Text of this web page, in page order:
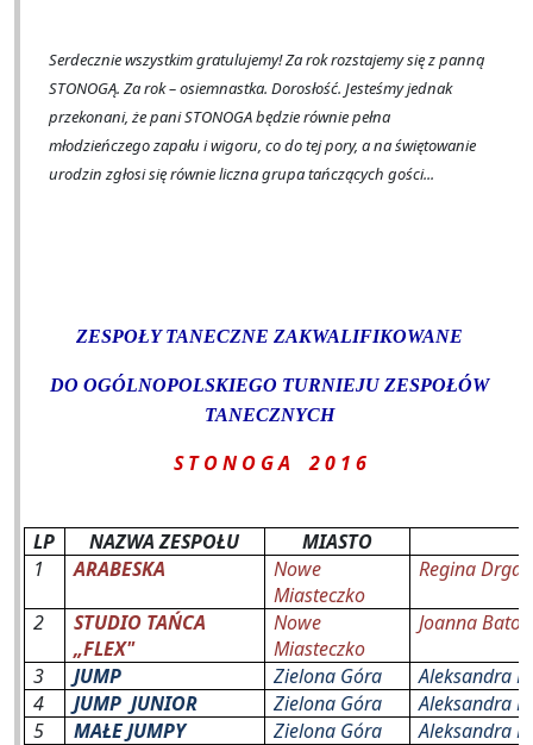
Serdecznie wszystkim gratulujemy! Za rok rozstajemy się z panną
STONOGĄ. Za rok – osiemnastka. Dorosłość. Jesteśmy jednak
przekonani, że pani STONOGA będzie równie pełna
młodzieńczego zapału i wigoru, co do tej pory, a na świętowanie
urodzin zgłosi się równie liczna grupa tańczących gości...
ZESPOŁY TANECZNE ZAKWALIFIKOWANE
DO OGÓLNOPOLSKIEGO TURNIEJU ZESPOŁÓW
TANECZNYCH
S T O N O G A 2 0 1 6
LP NAZWA ZESPOŁU
MIASTO
1
ARABESKA
Nowe
Miasteczko
Regina Drgas
2
STUDIO TAŃCA
„FLEX"
Nowe
Miasteczko
Joanna Bator
3 JUMP Zielona Góra
Aleksandra
4
JUMP JUNIOR Zielona Góra
Aleksandra
5
MAŁE JUMPY Zielona Góra
Aleksandra